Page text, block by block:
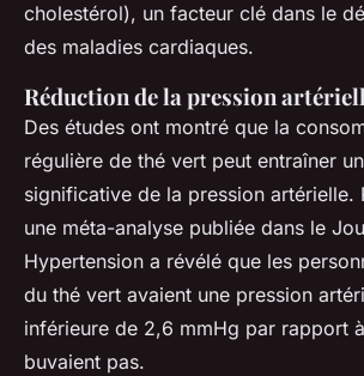
cholestérol), un facteur clé dans le
des maladies cardiaques.
Réduction de la pression
Des études ont montré que la
régulière de thé vert peut entraîner
significative de la pression artérielle.
une méta-analyse publiée dans le
Hypertension a révélé que les
du thé vert avaient une pression
inférieure de 2,6 mmHg par rapport
buvaient pas.